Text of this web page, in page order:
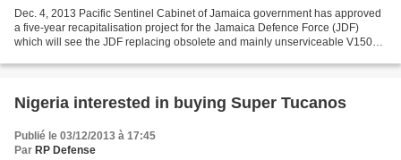
Dec. 4, 2013 Pacific Sentinel Cabinet of Jamaica government has approved
a five-year recapitalisation project for the Jamaica Defence Force (JDF)
which will see the JDF replacing obsolete and mainly unserviceable V150
Nigeria interested in buying Super Tucanos
Publié le 03/12/2013 à 17:45
Par RP Defense